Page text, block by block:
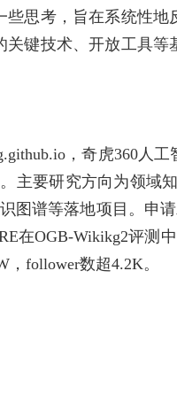
些思考，旨在系统性
关键技术、开放工具
，奇虎360
主要研究方向为领域
图谱等落地项目。申
在OGB-Wikikg2评测
follower数超4.2K。